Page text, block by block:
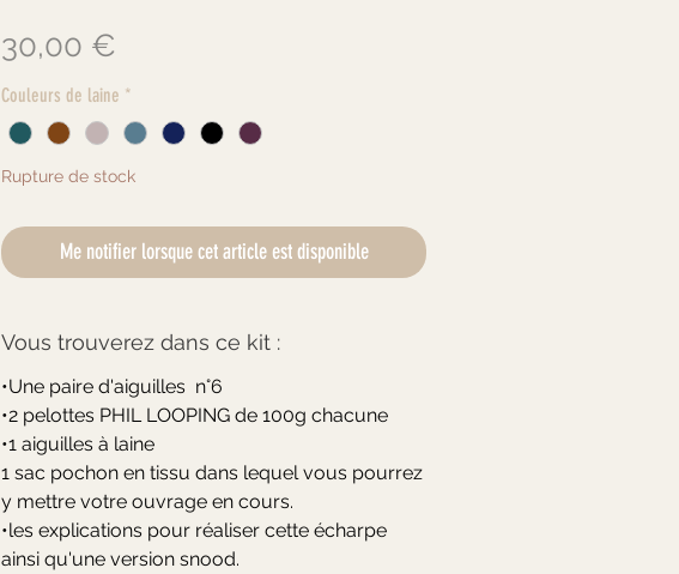
30,00 €
Couleurs de laine *
Rupture de stock
Me notifier lorsque cet article est disponible
Vous trouverez dans ce kit :
•Une paire d'aiguilles n°6
•2 pelottes PHIL LOOPING de 100g chacune
•1 aiguilles à laine
1 sac pochon en tissu dans lequel vous pourrez
y mettre votre ouvrage en cours.
•les explications pour réaliser cette écharpe
ainsi qu'une version snood.